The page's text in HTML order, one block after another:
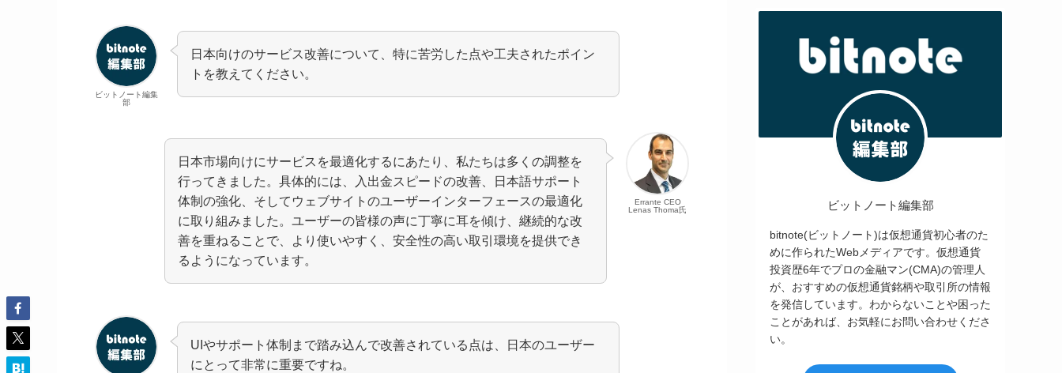
ビットノート編集
部
日本向けのサービス改善について、特に苦労した点や工夫されたポイン
トを教えてください。
Errante CEO
Lenas Thoma氏
日本市場向けにサービスを最適化するにあたり、私たちは多くの調整を
行ってきました。具体的には、入出金スピードの改善、日本語サポート
体制の強化、そしてウェブサイトのユーザーインターフェースの最適化
に取り組みました。ユーザーの皆様の声に丁寧に耳を傾け、継続的な改
善を重ねることで、より使いやすく、安全性の高い取引環境を提供でき
るようになっています。
UIやサポート体制まで踏み込んで改善されている点は、日本のユーザー
にとって非常に重要ですね。
ビットノート編集部
bitnote(ビットノート)は仮想通貨初心者のた
めに作られたWebメディアです。仮想通貨
投資歴6年でプロの金融マン(CMA)の管理人
が、おすすめの仮想通貨銘柄や取引所の情報
を発信しています。わからないことや困った
ことがあれば、お気軽にお問い合わせくださ
い。